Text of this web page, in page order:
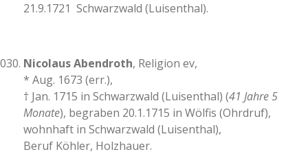
21.9.1721 Schwarzwald (Luisenthal).
Nicolaus Abendroth, Religion ev,
* Aug. 1673 (err.),
† Jan. 1715 in Schwarzwald (Luisenthal) (41 Jahre 5
Monate), begraben 20.1.1715 in Wölfis (Ohrdruf),
wohnhaft in Schwarzwald (Luisenthal),
Beruf Köhler, Holzhauer.